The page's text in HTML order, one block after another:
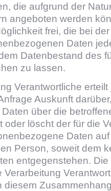
die aufgrund der
angeboten werden
frei, die bei
Daten
Datenbestand des
zu lassen.
Verantwortliche
Auskunft
über die
oder löscht der für die
Daten
Person, soweit dem
entgegenstehen.
Verarbeitung
diesem